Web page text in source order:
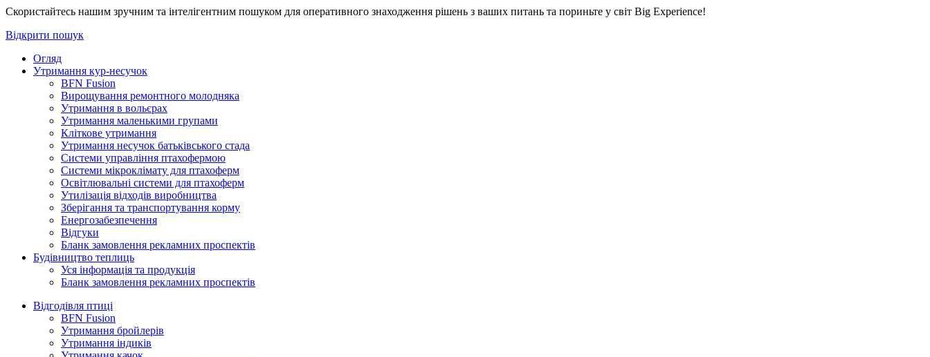
Скористайтесь нашим зручним та інтелігентним пошуком для оперативного знаходження рішень з ваших питань та пориньте у світ Big Experience!
Відкрити пошук
Огляд
Утримання кур-несучок
BFN Fusion
Вирощування ремонтного молодняка
Утримання в вольєрах
Утримання маленькими групами
Кліткове утримання
Утримання несучок батьківського стада
Системи управління птахофермою
Системи мікроклімату для птахоферм
Освітлювальні системи для птахоферм
Утилізація відходів виробництва
Зберігання та транспортування корму
Енергозабезпечення
Відгуки
Бланк замовлення рекламних проспектів
Будівництво теплиць
Уся інформація та продукція
Бланк замовлення рекламних проспектів
Відгодівля птиці
BFN Fusion
Утримання бройлерів
Утримання індиків